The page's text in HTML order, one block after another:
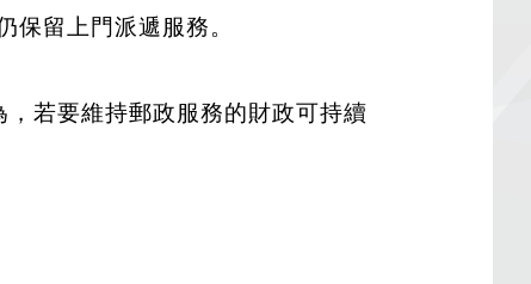
留上門派遞服務。
若要維持郵政服務的財政可持續